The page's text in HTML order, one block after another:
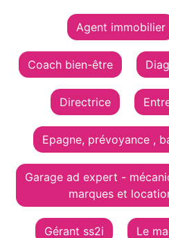
Agent immobilier
Coach bien-être
Directrice
Epagne, prévoyance ,
Garage ad expert -
marques et
Gérant ss2i Le